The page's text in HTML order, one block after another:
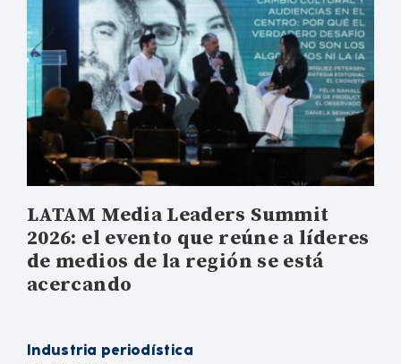
LATAM Media Leaders Summit
2026: el evento que reúne a líderes
de medios de la región se está
acercando
Industria periodística